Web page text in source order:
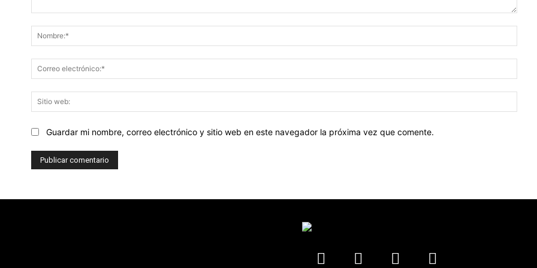
web:
Guardar mi nombre, correo electrónico y sitio web en este navegador la próxima vez que comente.